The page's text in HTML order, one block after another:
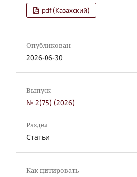
pdf (Казахский)
Опубликован
2026-06-30
Выпуск
№ 2(75) (2026)
Раздел
Статьи
Как цитировать